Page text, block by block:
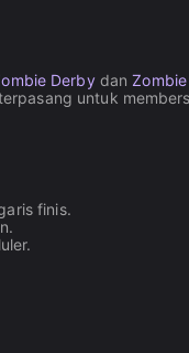
Derbydan
untuk
finis.